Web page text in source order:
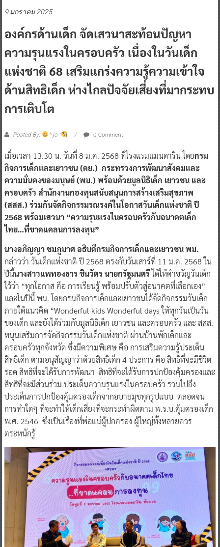
9 มกราคม 2025
องค์กรด้านเด็ก จัดเสวนาสะท้อนปัญหา
ความรุนแรงในครอบครัว เนื่องในวันเด็ก
แห่งชาติ 68 เสริมแกร่งความรู้ความเข้าใจ
ด้านสิทธิเด็ก ห่างไกลปัจจัยเสี่ยงที่มากระทบ
การเติบโต
Posted By: ^ jo ^ 0 Comment
เมื่อเวลา 13.30 น. วันที่ 8 ม.ค. 2568 ที่โรงแรมแมนดาริน โดยกรม
กิจการเด็กและเยาวชน (ดย.) กระทรวงการพัฒนาสังคมและ
ความมั่นคงของมนุษย์ (พม.) พร้อมด้วยมูลนิธิเด็ก เยาวชน และ
ครอบครัว สำนักงานกองทุนสนับสนุนการสร้างเสริมสุขภาพ
(สสส.) ร่วมกันจัดกิจกรรมรณรงค์ในโอกาสวันเด็กแห่งชาติ ปี
2568 พร้อมเสวนา “ความรุนแรงในครอบครัวกับอนาคตเด็ก
ไทย…ที่ขาดแคลนการลงทุน”
นางอภิญญา ชมภูมาศ อธิบดีกรมกิจการเด็กและเยาวชน พม.
กล่าวว่า วันเด็กแห่งชาติ ปี 2568 ตรงกับวันเสาร์ที่ 11 ม.ค. 2568 ใน
ปีนี้นางสาวแพทองธาร ชินวัตร นายกรัฐมนตรีได้ให้คำขวัญวันเด็ก
ไว้ว่า “ทุกโอกาส คือ การเรียนรู้ พร้อมปรับตัวสู่อนาคตที่เลือกเอง”
และในปีนี้ พม. โดยกรมกิจการเด็กและเยาวชนได้จัดกิจกรรมวันเด็ก
ภายใต้แนวคิด “Wonderful kids Wonderful days ให้ทุกวันเป็นวัน
ของเด็ก และยังได้ร่วมกับมูลนิธิเด็ก เยาวชน และครอบครัว และ สสส.
หนุนเสริมการจัดกิจกรรมวันเด็กแห่งชาติ ผ่านบ้านพักเด็กและ
ครอบครัวทุกจังหวัด ซึ่งมีความพิเศษ คือ การเสริมความรู้ประเด็น
สิทธิเด็ก ตามอนุสัญญาว่าด้วยสิทธิเด็ก 4 ประการ คือ สิทธิที่จะมีชีวิต
รอด สิทธิที่จะได้รับการพัฒนา สิทธิที่จะได้รับการปกป้องคุ้มครองและ
สิทธิที่จะมีส่วนร่วม ประเด็นความรุนแรงในครอบครัว รวมไปถึง
ประเด็นการปกป้องคุ้มครองเด็กจากอบายมุขทุกรูปแบบ ตลอดจน
การทำใดๆ ที่จะทำให้เด็กเสี่ยงที่จะกระทำผิดตาม พ.ร.บ.คุ้มครองเด็ก
พ.ศ. 2546 ซึ่งเป็นเรื่องที่พ่อแม่ผู้ปกครอง ผู้ใหญ่ทั้งหลายควร
ตระหนักรู้